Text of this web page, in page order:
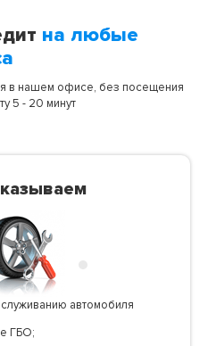
на любые
в нашем офисе, без посещения
5 - 20 минут
автомобиля
ГБО;